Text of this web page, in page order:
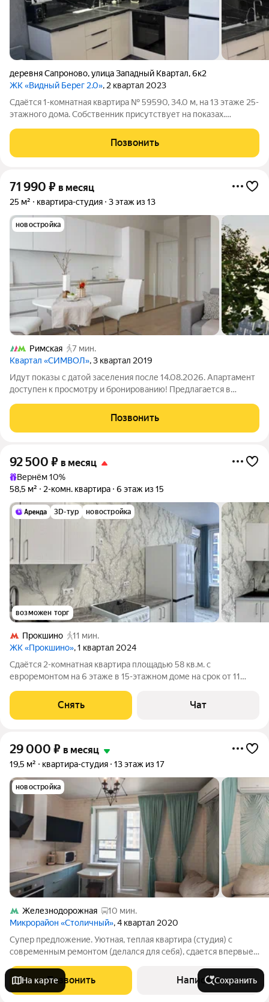
деревня Сапроново,улица Западный Квартал,6к2
ЖК «Видный Берег 2.0», 2 квартал 2023
Сдаётся 1-комнатная квартира № 59590, 34.0 м, на 13 этаже 25-
этажного дома. Собственник присутствует на показах.
оплачиваются отдельно. По условиям проживания: можно с
детьми, можно с питомцами. Из
Позвонить
71 990 ₽ в месяц
25 м² квартира-студия 3 этаж из 13
новостройка
Римская
7 мин.
Квартал «СИМВОЛ», 3 квартал 2019
Идут показы с датой заселения после 14.08.2026. Апартамент
доступен к просмотру и бронированию! Предлагается в
«Символ» от ДОМ.РФ. №237 Доступна рассрочка оплаты
депозита на 3 месяца! Без комиссии.
Позвонить
92 500 ₽ в месяц
Вернём 10%
58,5 м²
2-комн. квартира 6 этаж из 15
3D-тур новостройка
возможен торг
Прокшино
11 мин.
ЖК «Прокшино», 1 квартал 2024
Сдаётся 2-комнатная квартира площадью 58 кв.м. с
евроремонтом на 6 этаже в 15-этажном доме на срок от 11
Холодильник Кондиционер Микроволновка Дом - монолитный,
окна выходят во двор. В
Снять Чат
29 000 ₽ в месяц
19,5 м² квартира-студия 13 этаж из 17
новостройка
Железнодорожная
10 мин.
Микрорайон «Столичный», 4 квартал 2020
Супер предложение. Уютная, теплая квартира (студия) с
современным ремонтом (делался для себя), сдается впервые.
проживания, мебель и встроенная бытовая техника (варочная
панель и духовой шкаф,
Позвонить Написать
На карте Сохранить